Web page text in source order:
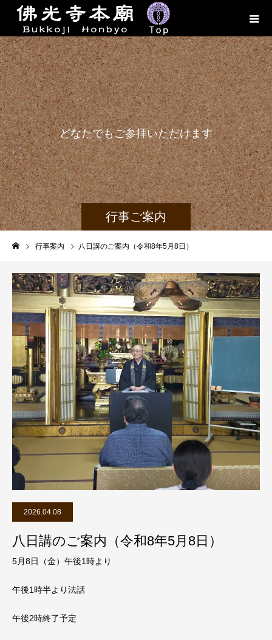
行事ご案内
どなたでもご参拝いただけます
行事案内 八日講のご案内（令和8年5月8日）
2026.04.08
八日講のご案内（令和8年5月8日）
5月8日（金）午後1時より
午後1時半より法話
午後2時終了予定